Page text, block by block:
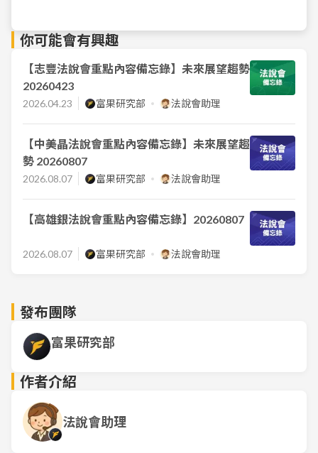
你可能會有興趣
【志豐法說會重點內容備忘錄】未來展望趨勢
20260423
2026.04.23 富果研究部 法說會助理
【中美晶法說會重點內容備忘錄】未來展望趨
勢 20260807
2026.08.07 富果研究部 法說會助理
【高雄銀法說會重點內容備忘錄】20260807
2026.08.07 富果研究部 法說會助理
發布團隊
富果研究部
作者介紹
法說會助理